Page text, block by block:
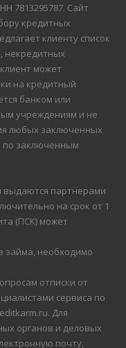
7813295787. Сайт
кредитных
клиенту список
некредитных
может
на кредитный
банком или
учреждениям и не
любых заключенных
по заключенным
выдаются партнерами
на срок от 1
(ПСК) может
займа, необходимо
отписки от
сервиса по
Для
органов и деловых
почту,